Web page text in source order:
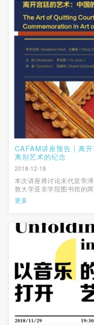
CAFAM讲座预告 | 离开
离别艺术的纪念
2018-12-18
本次讲座将讨论末代皇帝
敦大学亚非学院图书馆的两
更多